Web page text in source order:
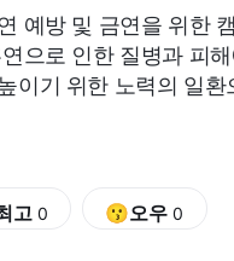
예방 및 금연을 위한
으로 인한 질병과 피
이기 위한 노력의 일환
고 0 😗오우0